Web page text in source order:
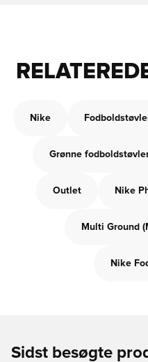
Nike
Grønne
Outlet Nike
Multi Ground
Nike
Sidst besøgte